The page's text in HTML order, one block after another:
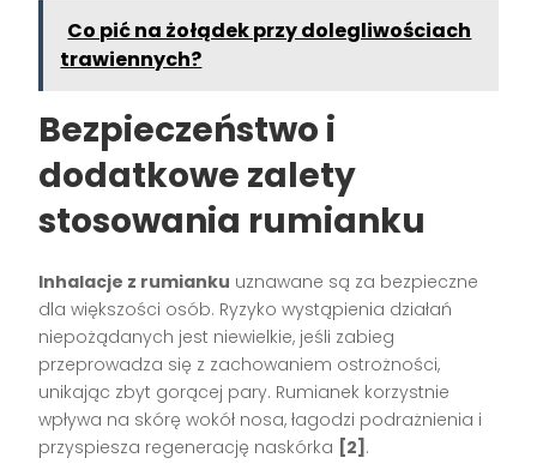
Co pić na żołądek przy dolegliwościach
trawiennych?
Bezpieczeństwo i
dodatkowe zalety
stosowania rumianku
Inhalacje z rumianku uznawane są za bezpieczne
dla większości osób. Ryzyko wystąpienia działań
niepożądanych jest niewielkie, jeśli zabieg
przeprowadza się z zachowaniem ostrożności,
unikając zbyt gorącej pary. Rumianek korzystnie
wpływa na skórę wokół nosa, łagodzi podrażnienia i
przyspiesza regenerację naskórka [2] .